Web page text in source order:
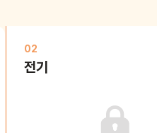
02
전기